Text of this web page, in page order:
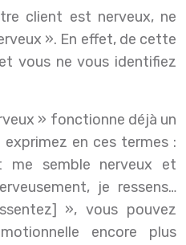
client est nerveux, ne
». En effet, de cette
vous ne vous identifiez
» fonctionne déjà un
en ces termes :
me semble nerveux et
je ressens…
», vous pouvez
encore plus